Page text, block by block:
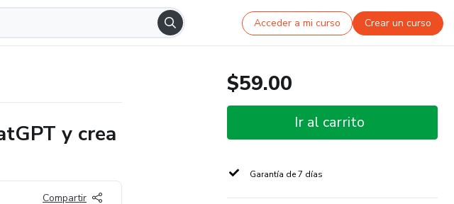
Acceder a mi curso Crear un curso
y crea
Compartir
$59.00
Ir al carrito
Garantía de 7 días